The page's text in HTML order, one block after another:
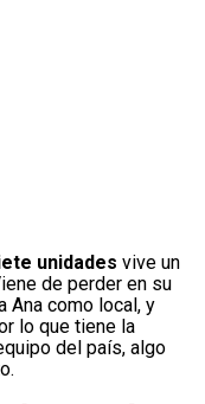
unidades vive un
de perder en su
Ana como local, y
lo que tiene la
del país, algo